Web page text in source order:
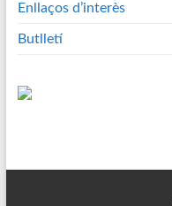
Enllaços d’interès
Butlletí